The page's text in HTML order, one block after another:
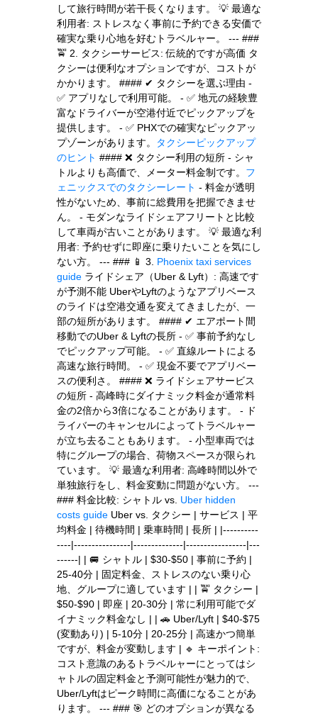
して旅行時間が若干長くなります。 💡 最適な
利用者: ストレスなく事前に予約できる安価で
確実な乗り心地を好むトラベルャー。 --- ###
🚖 2. タクシーサービス: 伝統的ですが高価 タ
クシーは便利なオプションですが、コストが
かかります。 #### ✔ タクシーを選ぶ理由 -
✅ アプリなしで利用可能。 - ✅ 地元の経験豊
富なドライバーが空港付近でピックアップを
提供します。 - ✅ PHXでの確実なピックアッ
プゾーンがあります。
タクシーピックアップ
のヒント #### ❌ タクシー利用の短所 - シャ
トルよりも高価で、メーター料金制です。 フ
ェニックスでのタクシーレート - 料金が透明
性がないため、事前に総費用を把握できませ
ん。 - モダンなライドシェアフリートと比較
して車両が古いことがあります。 💡 最適な利
用者: 予約せずに即座に乗りたいことを気にし
ない方。 --- ### 📱 3. Phoenix taxi services
guide ライドシェア（Uber & Lyft）: 高速です
が予測不能 UberやLyftのようなアプリベース
のライドは空港交通を変えてきましたが、一
部の短所があります。 #### ✔ エアポート間
移動でのUber & Lyftの長所 - ✅ 事前予約なし
でピックアップ可能。 - ✅ 直線ルートによる
高速な旅行時間。 - ✅ 現金不要でアプリベー
スの便利さ。 #### ❌ ライドシェアサービス
の短所 - 高峰時にダイナミック料金が通常料
金の2倍から3倍になることがあります。 - ド
ライバーのキャンセルによってトラベルャー
が立ち去ることもあります。 - 小型車両では
特にグループの場合、荷物スペースが限られ
ています。 💡 最適な利用者: 高峰時間以外で
単独旅行をし、料金変動に問題がない方。 ---
### 料金比較: シャトル vs. Uber hidden
costs guide Uber vs. タクシー | サービス | 平
均料金 | 待機時間 | 乗車時間 | 長所 | |----------
----|----------------|--------------|-----------------|---
------| | 🚐 シャトル | $30-$50 | 事前に予約 |
25-40分 | 固定料金、ストレスのない乗り心
地、グループに適しています | | 🚖 タクシー |
$50-$90 | 即座 | 20-30分 | 常に利用可能でダ
イナミック料金なし | | 🚗 Uber/Lyft | $40-$75
(変動あり) | 5-10分 | 20-25分 | 高速かつ簡単
ですが、料金が変動します | 🔹 キーポイント:
コスト意識のあるトラベルャーにとってはシ
ャトルの固定料金と予測可能性が魅力的で、
Uber/Lyftはピーク時間に高価になることがあ
ります。 --- ### 🎯 どのオプションが異なる